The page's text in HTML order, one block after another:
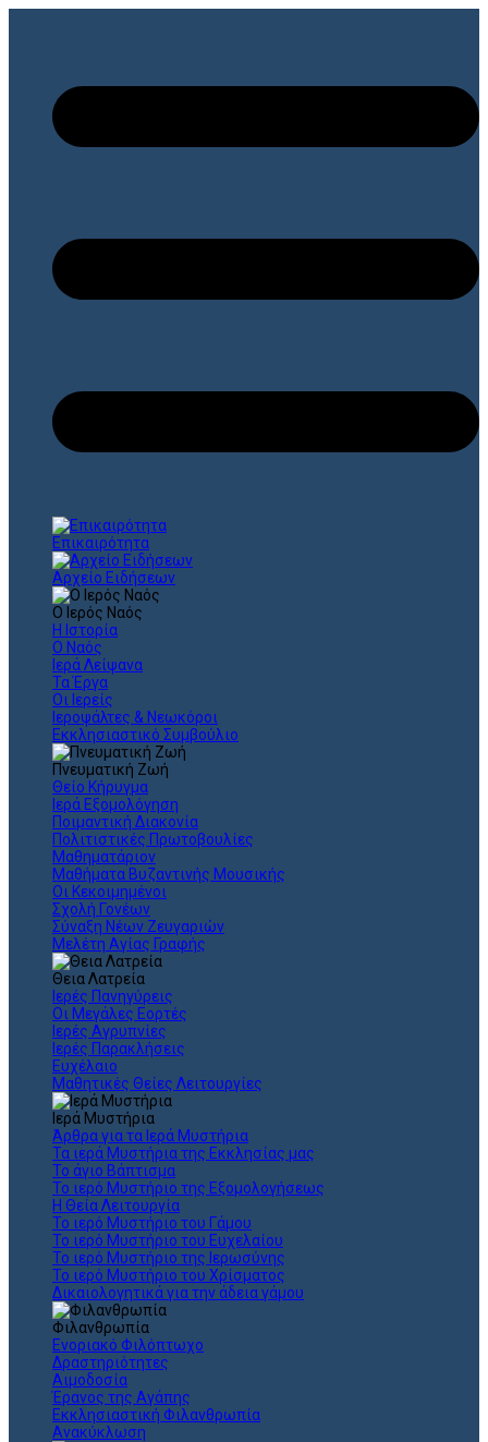
Επικαιρότητα
Αρχείο Ειδήσεων
Ο Ιερός Ναός
Η Ιστορία
Ο Ναός
Ιερά Λείψανα
Τα Έργα
Οι Ιερείς
Ιεροψάλτες & Νεωκόροι
Εκκλησιαστικό Συμβούλιο
Πνευματική Ζωή
Θείο Κήρυγμα
Ιερά Εξομολόγηση
Ποιμαντική Διακονία
Πολιτιστικές Πρωτοβουλίες
Μαθηματάριον
Μαθήματα Βυζαντινής Μουσικής
Οι Κεκοιμημένοι
Σχολή Γονέων
Σύναξη Νέων Ζευγαριών
Μελέτη Αγίας Γραφής
Θεια Λατρεία
Ιερές Πανηγύρεις
Οι Μεγάλες Εορτές
Ιερές Αγρυπνίες
Ιερές Παρακλήσεις
Ευχέλαιο
Μαθητικές Θείες Λειτουργίες
Ιερά Μυστήρια
Άρθρα για τα Ιερά Μυστήρια
Τα ιερά Μυστήρια της Εκκλησίας μας
Το άγιο Βάπτισμα
Το ιερό Μυστήριο της Εξομολογήσεως
Η Θεία Λειτουργία
Το ιερό Μυστήριο του Γάμου
Το ιερό Μυστήριο του Ευχελαίου
Το ιερό Μυστήριο της Ιερωσύνης
Το ιερό Μυστήριο του Χρίσματος
Δικαιολογητικά για την άδεια γάμου
Φιλανθρωπία
Ενοριακό Φιλόπτωχο
Δραστηριότητες
Αιμοδοσία
Έρανος της Αγάπης
Εκκλησιαστική Φιλανθρωπία
Ανακύκλωση